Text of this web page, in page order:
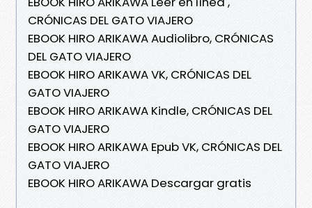
CRÓNICAS DEL GATO VIAJERO
EBOOK HIRO ARIKAWA Audiolibro, CRÓNICAS
DEL GATO VIAJERO
EBOOK HIRO ARIKAWA VK, CRÓNICAS DEL
GATO VIAJERO
EBOOK HIRO ARIKAWA Kindle, CRÓNICAS DEL
GATO VIAJERO
EBOOK HIRO ARIKAWA Epub VK, CRÓNICAS DEL
GATO VIAJERO
EBOOK HIRO ARIKAWA Descargar gratis